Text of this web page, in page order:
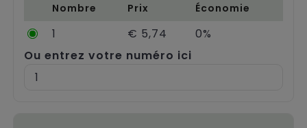
Nombre Prix Économie
1 € 5,74
0%
Ou entrez votre numéro ici